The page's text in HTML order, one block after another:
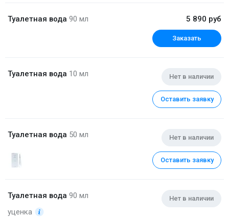
Туалетная вода 90 мл 5 890 руб
Заказать
Туалетная вода 10 мл Нет в наличии
Оставить заявку
Туалетная вода 50 мл Нет в наличии
Оставить заявку
Туалетная вода 90 мл
уценка
Нет в наличии